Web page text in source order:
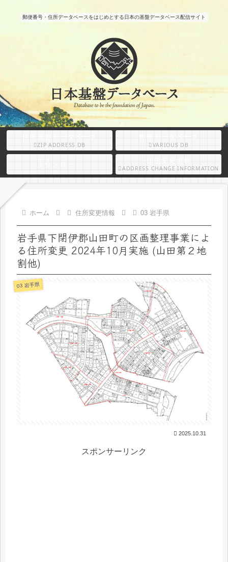
郵便番号・住所データベースをはじめとする日本の基盤データベース配信サイト
住所基盤データベース
ZIP ADDRESS DB VARIOUS DB
ADDRESS CHANGE INFORMATION
ホーム 住所変更情報 03 岩手県
岩手県下閉伊郡山田町の区画整理事業によ
る住所変更 2024年10月実施 (山田第２地
割他)
03 岩手県
2025.10.31
スポンサーリンク